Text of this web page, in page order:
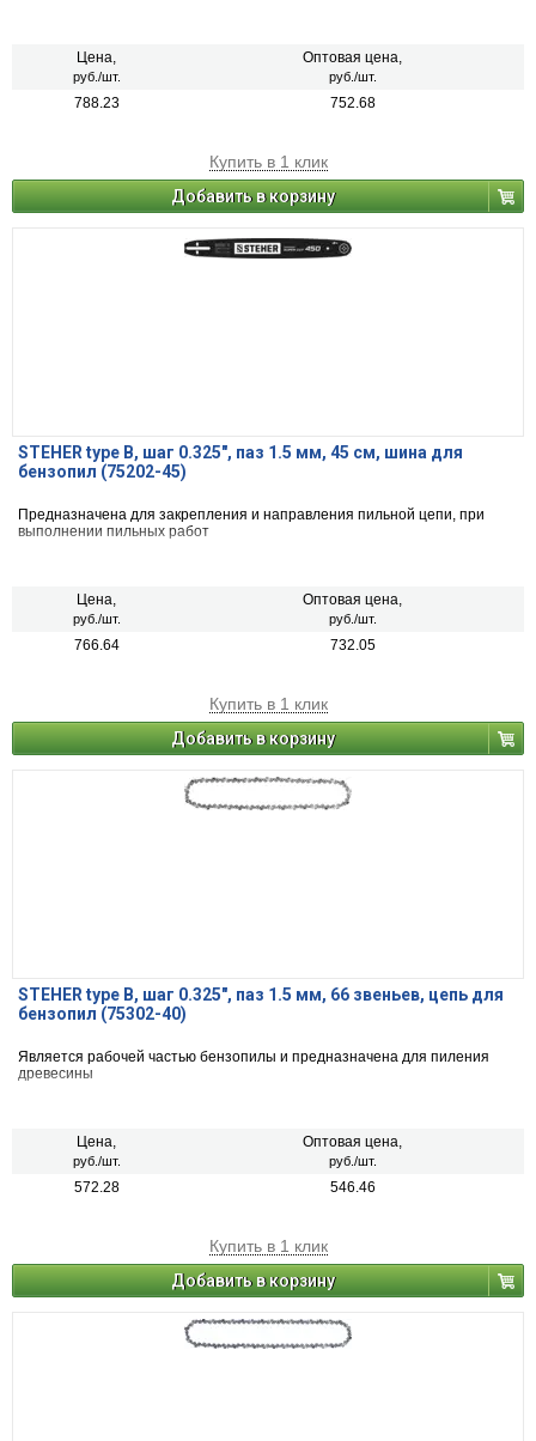
Цена,
руб./шт.
Оптовая цена,
руб./шт.
788.23 752.68
Купить в 1 клик
Добавить в корзину
STEHER type B, шаг 0.325″, паз 1.5 мм, 45 см, шина для
бензопил (75202-45)
Предназначена для закрепления и направления пильной цепи, при
выполнении пильных работ
Цена,
руб./шт.
Оптовая цена,
руб./шт.
766.64 732.05
Купить в 1 клик
Добавить в корзину
STEHER type B, шаг 0.325″, паз 1.5 мм, 66 звеньев, цепь для
бензопил (75302-40)
Является рабочей частью бензопилы и предназначена для пиления
древесины
Цена,
руб./шт.
Оптовая цена,
руб./шт.
572.28 546.46
Купить в 1 клик
Добавить в корзину